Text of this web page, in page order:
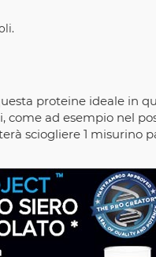
proteine ideale in
ad esempio nel
sciogliere 1 misurino